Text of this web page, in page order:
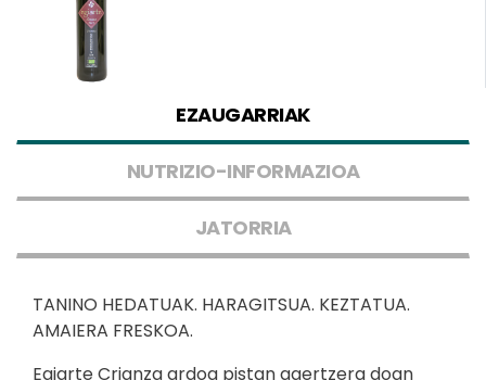
EZAUGARRIAK
NUTRIZIO-INFORMAZIOA
JATORRIA
TANINO HEDATUAK. HARAGITSUA. KEZTATUA.
AMAIERA FRESKOA.
Egiarte Crianza ardoa pistan agertzera doan